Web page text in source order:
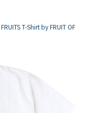
T-Shirt by FRUIT OF